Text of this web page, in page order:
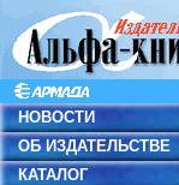
НОВОСТИ
ОБ ИЗДАТЕЛЬСТВЕ
КАТАЛОГ